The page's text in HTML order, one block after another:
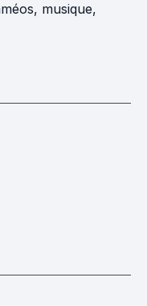
musique,